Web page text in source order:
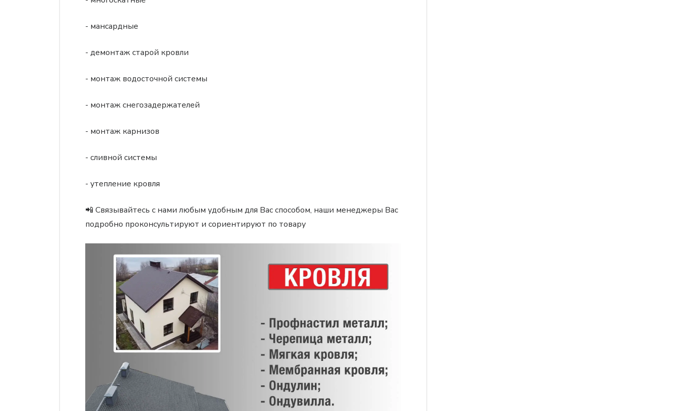
- мансардные
- демонтаж старой кровли
- монтаж водосточной системы
- монтаж снегозадержателей
- монтаж карнизов
- сливной системы
- утепление кровля
📲 Связывайтесь с нами любым удобным для Вас способом, наши менеджеры Вас
подробно проконсультируют и сориентируют по товару